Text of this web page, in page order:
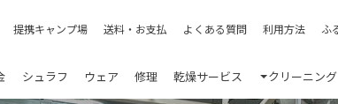
提携キャンプ場 送料・お支払 よくある質問 利用方法 ふ
シュラフ ウェア 修理 乾燥サービス クリーニング